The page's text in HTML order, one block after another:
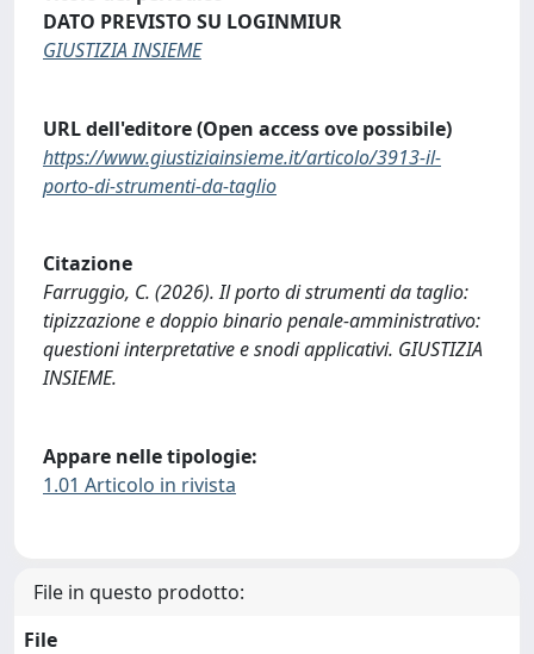
DATO PREVISTO SU LOGINMIUR
GIUSTIZIA INSIEME
URL dell'editore (Open access ove possibile)
https://www.giustiziainsieme.it/articolo/3913-il-
porto-di-strumenti-da-taglio
Citazione
Farruggio, C. (2026). Il porto di strumenti da taglio:
tipizzazione e doppio binario penale-amministrativo:
questioni interpretative e snodi applicativi. GIUSTIZIA
INSIEME.
Appare nelle tipologie:
1.01 Articolo in rivista
File in questo prodotto:
File